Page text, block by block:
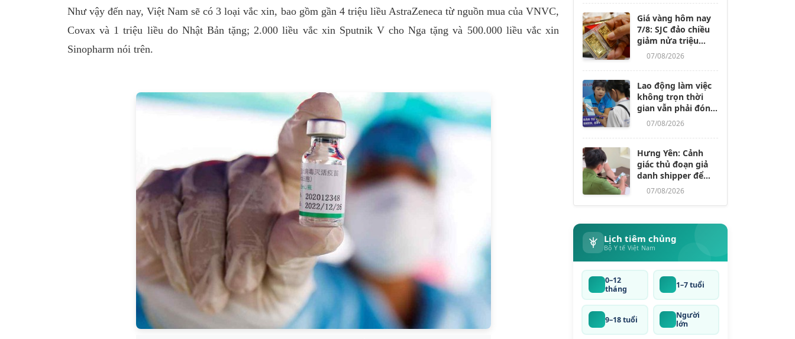
Như vậy đến nay, Việt Nam sẽ có 3 loại vắc xin, bao gồm gần 4 triệu liều AstraZeneca từ nguồn mua của VNVC,
Covax và 1 triệu liều do Nhật Bản tặng; 2.000 liều vắc xin Sputnik V cho Nga tặng và 500.000 liều vắc xin
Sinopharm nói trên.
chuẩn
Giá vàng hôm nay
7/8: SJC đảo chiều
giảm nửa triệu
đồng/lượng
07/08/2026
Lao động làm việc
không trọn thời
gian vẫn phải đóng
BHXH, dù nghỉ
ngày trở lên
07/08/2026
Hưng Yên: Cảnh
giác thủ đoạn giả
danh shipper để
lừa đảo, chiếm
07/08/2026
Lịch tiêm chủng
Bộ Y tế Việt Nam
0–12
tháng
1–7 tuổi
9–18 tuổi
Người
lớn